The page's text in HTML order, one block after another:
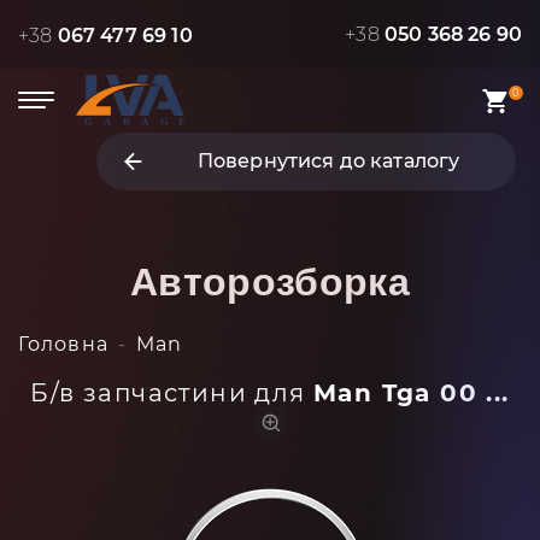
+38 067 477 69 10 +38 050 368 26 90
0
Повернутися до каталогу
Авторозборка
Головна Man
Б/в запчастини для Man Tga 00 ...